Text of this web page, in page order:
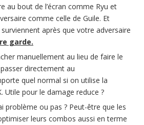
au bout de l’écran comme Ryu et
comme celle de Guile. Et
après que votre adversaire
garde.
manuellement au lieu de faire le
directement au
quel normal si on utilise la
Utile pour le damage reduce ?
problème ou pas ? Peut-être que les
leurs combos aussi en terme